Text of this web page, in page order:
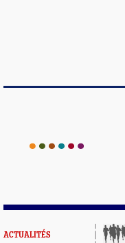
ACTUALITÉS